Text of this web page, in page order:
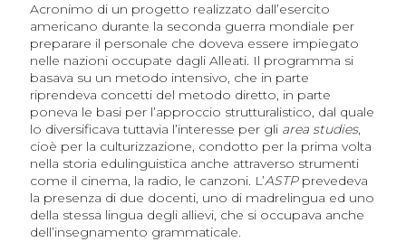
Acronimo di un progetto realizzato dall’esercito
americano durante la seconda guerra mondiale per
preparare il personale che doveva essere impiegato
nelle nazioni occupate dagli Alleati. Il programma si
basava su un metodo intensivo, che in parte
riprendeva concetti del metodo diretto, in parte
poneva le basi per l’approccio strutturalistico, dal quale
lo diversificava tuttavia l’interesse per gli area studies,
cioè per la culturizzazione, condotto per la prima volta
nella storia edulinguistica anche attraverso strumenti
come il cinema, la radio, le canzoni. L’ASTPprevedeva
la presenza di due docenti, uno di madrelingua ed uno
della stessa lingua degli allievi, che si occupava anche
dell’insegnamento grammaticale.